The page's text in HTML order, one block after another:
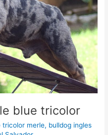
blue tricolor
tricolor merle, bulldog ingles